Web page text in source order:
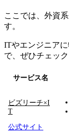
ここでは、外資
す。
ITやエンジニア
で、ぜひチェッ
サービス名
ビズリーチ×I
T
公式サイト